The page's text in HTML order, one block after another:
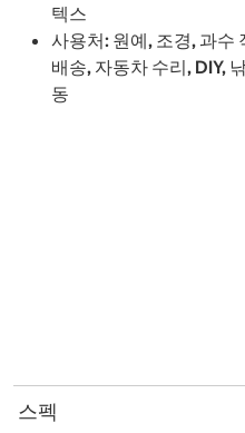
텍스
사용처: 원예, 조경, 과수
배송, 자동차 수리, DIY,
동
스펙